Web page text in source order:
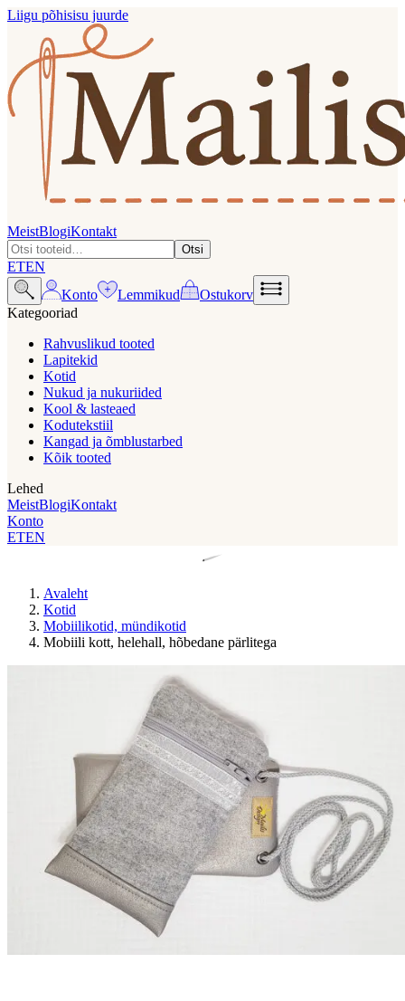
Liigu põhisisu juurde
MeistBlogiKontakt
Otsi
ETEN
Konto
Lemmikud
Ostukorv
Kategooriad
Rahvuslikud tooted
Lapitekid
Kotid
Nukud ja nukuriided
Kool & lasteaed
Kodutekstiil
Kangad ja õmblustarbed
Kõik tooted
Lehed
MeistBlogiKontakt
Konto
ETEN
Avaleht
Kotid
Mobiilikotid, mündikotid
Mobiili kott, helehall, hõbedane pärlitega